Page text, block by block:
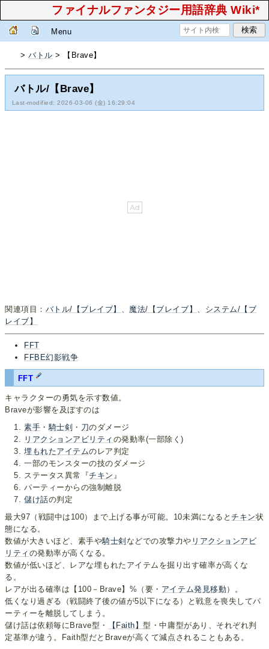
ファイナルファンタジー用語辞典 Wiki*
Menu
>バトル > 【Brave】
バトル/【Brave】
Last-modified: 2026-03-06 (金) 16:29:04
関連項目： バトル/【ブレイブ】 、 魔法/【ブレイブ】 、 システム/【ブ
レイブ】
FFT
FFBE幻影戦争
FFT
キャラクターの勇気を示す数値。
Braveが影響を及ぼすのは
素手 ・騎士剣 ・ 刀のダメージ
リアクションアビリティ の発動率(一部除く)
埋もれたアイテムのレア判定
一部のモンスターの技のダメージ
ステータス異常『チキン 』
パーティーからの強制離脱
儲け話の判定
最大97（戦闘中は100）まで上げる事が可能。10未満になるとチキン状
態になる。
数値が大きいほど、素手や騎士剣 などでの攻撃力や リアクションアビ
リティ の発動率が高くなる。
数値が低いほど、レアな埋もれたアイテムを掘り出す確率が高くな
る。
レアが出る確率は【100－Brave】%（要・ アイテム発見移動）。
低くなり過ぎる（戦闘終了後の値が5以下になる）と戦意を喪失してパ
ーティーを離脱してしまう。
儲け話は依頼毎にBrave型・
【Faith】型・中庸型があり、それぞれ判
定基準が違う。Faith型だとBraveが高くて減点されることもある。